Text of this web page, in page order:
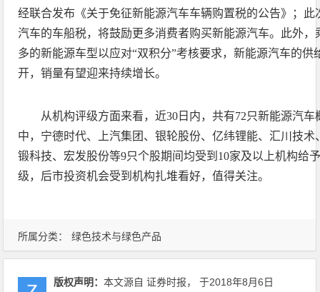
所属分类： 绿色技术与绿色产品
经联合发布《关于免征新能源汽车车辆购置税的公告》；
汽车的车船税，将鼓励更多消费者购买新能源汽车。此外
多的新能源车型以应对“双积分”考核要求，新能源汽车的供
开，销量有望迎来持续增长。
从机构评级方面来看，近30日内，共有72只新能源汽
中，宁德时代、上汽集团、银轮股份、亿纬锂能、汇川技
锻科技、宏发股份等9只个股期间均受到10家及以上机构给
级，后市投资机会受到机构扎堆看好，值得关注。
版权声明：本文源自 证券时报， 于2018年8月6日